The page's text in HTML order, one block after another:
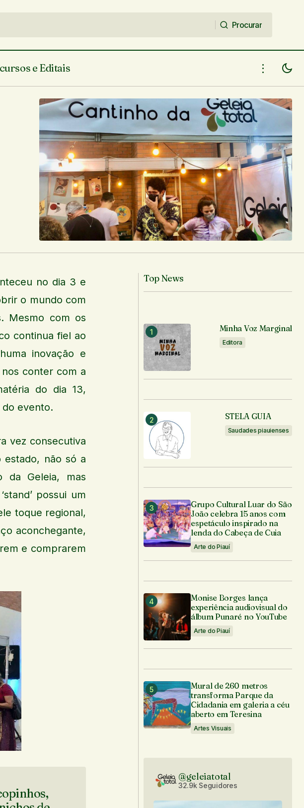
Procurar
e Editais
do Piauí Geleia Total no SALIPI!
Inglaterra, Nadedja, lança novo single:
“Holographic Sickening Love”
no dia 3 e
o mundo com
Mesmo com os
continua fiel ao
inovação e
conter com a
do dia 13,
do evento.
vez consecutiva
estado, não só a
da Geleia, mas
possui um
toque regional,
aconchegante,
e comprarem
Top News
Minha Voz Marginal
Editora
STELA GUIA
Saudades piauienses
Grupo Cultural Luar do São
João celebra 15 anos com
espetáculo inspirado na
lenda do Cabeça de Cuia
Arte do Piauí
Monise Borges lança
experiência audiovisual do
álbum Punaré no YouTube
Arte do Piauí
Mural de 260 metros
transforma Parque da
Cidadania em galeria a céu
aberto em Teresina
Artes Visuais
@geleiatotal
32.9k Seguidores